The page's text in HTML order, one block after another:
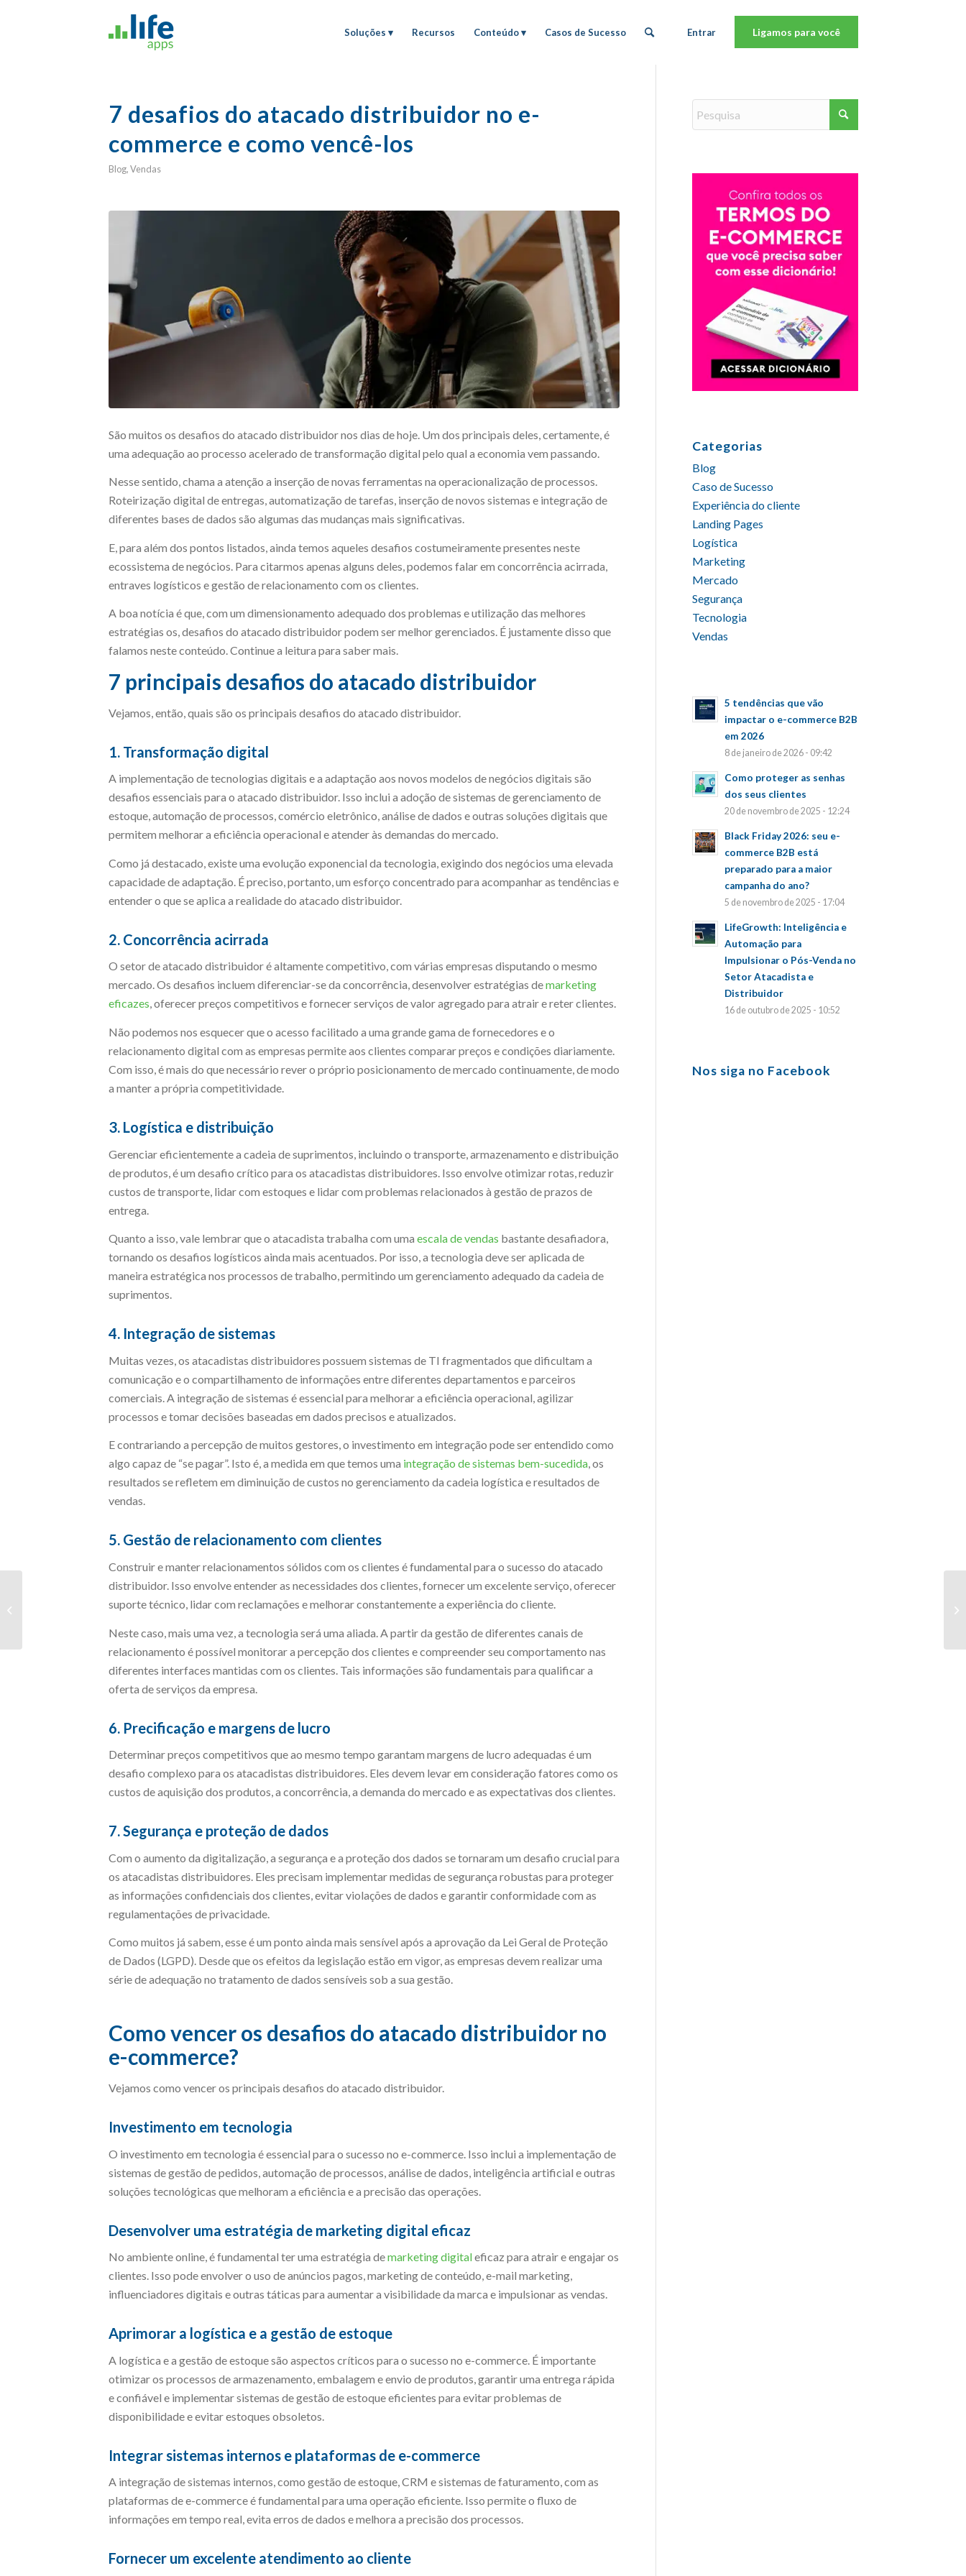
Soluções Recursos Conteúdo Casos de Sucesso Entrar Ligamos para você
7 desafios do atacado distribuidor no e-
commerce e como vencê-los
Blog,Vendas
São muitos os desafios do atacado distribuidor nos dias de hoje. Um dos principais deles, certamente, é
uma adequação ao processo acelerado de transformação digital pelo qual a economia vem passando.
Nesse sentido, chama a atenção a inserção de novas ferramentas na operacionalização de processos.
Roteirização digital de entregas, automatização de tarefas, inserção de novos sistemas e integração de
diferentes bases de dados são algumas das mudanças mais significativas.
E, para além dos pontos listados, ainda temos aqueles desafios costumeiramente presentes neste
ecossistema de negócios. Para citarmos apenas alguns deles, podemos falar em concorrência acirrada,
entraves logísticos e gestão de relacionamento com os clientes.
A boa notícia é que, com um dimensionamento adequado dos problemas e utilização das melhores
estratégias os, desafios do atacado distribuidor podem ser melhor gerenciados. É justamente disso que
falamos neste conteúdo. Continue a leitura para saber mais.
7 principais desafios do atacado distribuidor
Vejamos, então, quais são os principais desafios do atacado distribuidor.
1. Transformação digital
A implementação de tecnologias digitais e a adaptação aos novos modelos de negócios digitais são
desafios essenciais para o atacado distribuidor. Isso inclui a adoção de sistemas de gerenciamento de
estoque, automação de processos, comércio eletrônico, análise de dados e outras soluções digitais que
permitem melhorar a eficiência operacional e atender às demandas do mercado.
Como já destacado, existe uma evolução exponencial da tecnologia, exigindo dos negócios uma elevada
capacidade de adaptação. É preciso, portanto, um esforço concentrado para acompanhar as tendências e
entender o que se aplica a realidade do atacado distribuidor.
2. Concorrência acirrada
O setor de atacado distribuidor é altamente competitivo, com várias empresas disputando o mesmo
mercado. Os desafios incluem diferenciar-se da concorrência, desenvolver estratégias demarketing
eficazes, oferecer preços competitivos e fornecer serviços de valor agregado para atrair e reter clientes.
Não podemos nos esquecer que o acesso facilitado a uma grande gama de fornecedores e o
relacionamento digital com as empresas permite aos clientes comparar preços e condições diariamente.
Com isso, é mais do que necessário rever o próprio posicionamento de mercado continuamente, de modo
a manter a própria competitividade.
3. Logística e distribuição
Gerenciar eficientemente a cadeia de suprimentos, incluindo o transporte, armazenamento e distribuição
de produtos, é um desafio crítico para os atacadistas distribuidores. Isso envolve otimizar rotas, reduzir
custos de transporte, lidar com estoques e lidar com problemas relacionados à gestão de prazos de
entrega.
Quanto a isso, vale lembrar que o atacadista trabalha com uma escala de vendas bastante desafiadora,
tornando os desafios logísticos ainda mais acentuados. Por isso, a tecnologia deve ser aplicada de
maneira estratégica nos processos de trabalho, permitindo um gerenciamento adequado da cadeia de
suprimentos.
4. Integração de sistemas
Muitas vezes, os atacadistas distribuidores possuem sistemas de TI fragmentados que dificultam a
comunicação e o compartilhamento de informações entre diferentes departamentos e parceiros
comerciais. A integração de sistemas é essencial para melhorar a eficiência operacional, agilizar
processos e tomar decisões baseadas em dados precisos e atualizados.
E contrariando a percepção de muitos gestores, o investimento em integração pode ser entendido como
algo capaz de “se pagar”. Isto é, a medida em que temos uma integração de sistemas bem-sucedida, os
resultados se refletem em diminuição de custos no gerenciamento da cadeia logística e resultados de
vendas.
5. Gestão de relacionamento com clientes
Construir e manter relacionamentos sólidos com os clientes é fundamental para o sucesso do atacado
distribuidor. Isso envolve entender as necessidades dos clientes, fornecer um excelente serviço, oferecer
suporte técnico, lidar com reclamações e melhorar constantemente a experiência do cliente.
Neste caso, mais uma vez, a tecnologia será uma aliada. A partir da gestão de diferentes canais de
relacionamento é possível monitorar a percepção dos clientes e compreender seu comportamento nas
diferentes interfaces mantidas com os clientes. Tais informações são fundamentais para qualificar a
oferta de serviços da empresa.
6. Precificação e margens de lucro
Determinar preços competitivos que ao mesmo tempo garantam margens de lucro adequadas é um
desafio complexo para os atacadistas distribuidores. Eles devem levar em consideração fatores como os
custos de aquisição dos produtos, a concorrência, a demanda do mercado e as expectativas dos clientes.
7. Segurança e proteção de dados
Com o aumento da digitalização, a segurança e a proteção dos dados se tornaram um desafio crucial para
os atacadistas distribuidores. Eles precisam implementar medidas de segurança robustas para proteger
as informações confidenciais dos clientes, evitar violações de dados e garantir conformidade com as
regulamentações de privacidade.
Como muitos já sabem, esse é um ponto ainda mais sensível após a aprovação da Lei Geral de Proteção
de Dados (LGPD). Desde que os efeitos da legislação estão em vigor, as empresas devem realizar uma
série de adequação no tratamento de dados sensíveis sob a sua gestão.
Como vencer os desafios do atacado distribuidor no
e-commerce?
Vejamos como vencer os principais desafios do atacado distribuidor.
Investimento em tecnologia
O investimento em tecnologia é essencial para o sucesso no e-commerce. Isso inclui a implementação de
sistemas de gestão de pedidos, automação de processos, análise de dados, inteligência artificial e outras
soluções tecnológicas que melhoram a eficiência e a precisão das operações.
Desenvolver uma estratégia de marketing digital eficaz
No ambiente online, é fundamental ter uma estratégia demarketing digitaleficaz para atrair e engajar os
clientes. Isso pode envolver o uso de anúncios pagos, marketing de conteúdo, e-mail marketing,
influenciadores digitais e outras táticas para aumentar a visibilidade da marca e impulsionar as vendas.
Aprimorar a logística e a gestão de estoque
A logística e a gestão de estoque são aspectos críticos para o sucesso no e-commerce. É importante
otimizar os processos de armazenamento, embalagem e envio de produtos, garantir uma entrega rápida
e confiável e implementar sistemas de gestão de estoque eficientes para evitar problemas de
disponibilidade e evitar estoques obsoletos.
Integrar sistemas internos e plataformas de e-commerce
A integração de sistemas internos, como gestão de estoque, CRM e sistemas de faturamento, com as
plataformas de e-commerce é fundamental para uma operação eficiente. Isso permite o fluxo de
informações em tempo real, evita erros de dados e melhora a precisão dos processos.
Fornecer um excelente atendimento ao cliente
Categorias
Blog
Caso de Sucesso
Experiência do cliente
Landing Pages
Logística
Marketing
Mercado
Segurança
Tecnologia
Vendas
5 tendências que vão
impactar o e-commerce B2B
em 2026
8 de janeiro de 2026 - 09:42
Como proteger as senhas
dos seus clientes
20 de novembro de 2025 - 12:24
Black Friday 2026: seu e-
commerce B2B está
preparado para a maior
campanha do ano?
5 de novembro de 2025 - 17:04
LifeGrowth: Inteligência e
Automação para
Impulsionar o Pós-Venda no
Setor Atacadista e
Distribuidor
16 de outubro de 2025 - 10:52
Nos siga no Facebook